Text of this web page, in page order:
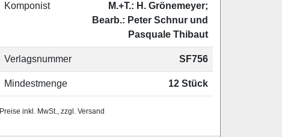
Komponist
M.+T.: H. Grönemeyer;
Bearb.: Peter Schnur und
Pasquale Thibaut
Verlagsnummer SF756
Mindestmenge 12 Stück
Preise inkl. MwSt., zzgl. Versand